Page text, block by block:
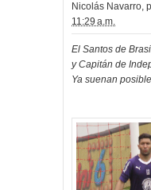
Nicolás Navarro,
11:29 a.m.
El Santos de
y Capitán de
Ya suenan